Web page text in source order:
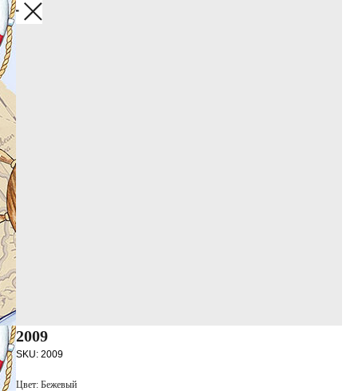
Закрыть
2009
SKU: 2009
Цвет: Бежевый